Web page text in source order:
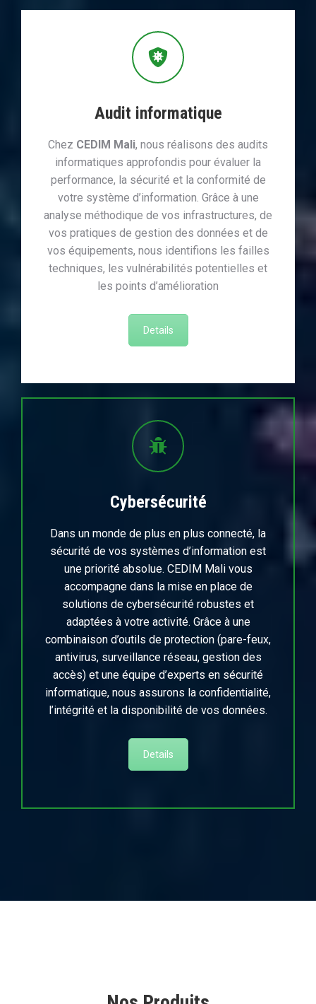
Audit informatique
Chez CEDIM Mali, nous réalisons des audits
informatiques approfondis pour évaluer la
performance, la sécurité et la conformité de
votre système d’information. Grâce à une
analyse méthodique de vos infrastructures, de
vos pratiques de gestion des données et de
vos équipements, nous identifions les failles
techniques, les vulnérabilités potentielles et
les points d’amélioration
Details
Cybersécurité
Dans un monde de plus en plus connecté, la
sécurité de vos systèmes d’information est
une priorité absolue. CEDIM Mali vous
accompagne dans la mise en place de
solutions de cybersécurité robustes et
adaptées à votre activité. Grâce à une
combinaison d’outils de protection (pare-feux,
antivirus, surveillance réseau, gestion des
accès) et une équipe d’experts en sécurité
informatique, nous assurons la confidentialité,
l’intégrité et la disponibilité de vos données.
Details